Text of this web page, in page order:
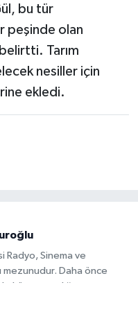
bu tür
peşinde olan
Tarım
nesiller için
ekledi.
Radyo, Sinema ve
mezunudur. Daha önce
köşe yazarlığı yapmış ve